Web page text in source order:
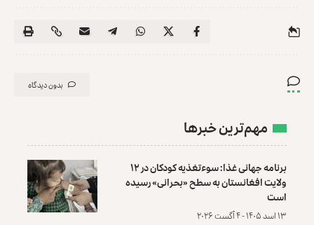
بدون دیدگاه
مهم‌ترین خبرها
برنامه جهانی غذا: سوءتغذیه کودکان در ۱۲
ولایت افغانستان به سطح «بحرانی» رسیده
است
۱۳ اسد ۱۴۰۵ - ۴ آگست ۲۰۲۶